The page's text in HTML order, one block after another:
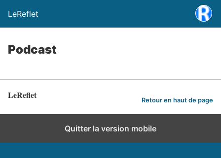
LeReflet
Podcast
LeReflet Retour en haut de page
Quitter la version mobile